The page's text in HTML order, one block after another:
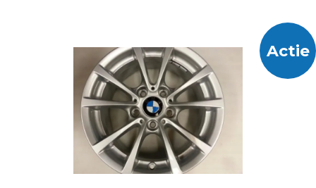
Actie